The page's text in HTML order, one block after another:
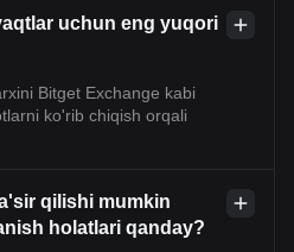
uchun eng yuqori
Bitget Exchange kabi
ko'rib chiqish orqali
qilishi mumkin
holatlari qanday?